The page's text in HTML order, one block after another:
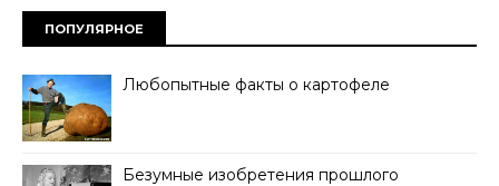
ПОПУЛЯРНОЕ
Любопытные факты о картофеле
Безумные изобретения прошлого